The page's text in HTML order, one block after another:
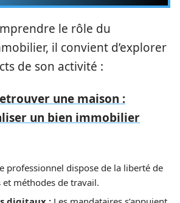
le rôle du
il convient d’explorer
de son activité :
une maison :
un bien immobilier
professionnel dispose de la liberté de
méthodes de travail.